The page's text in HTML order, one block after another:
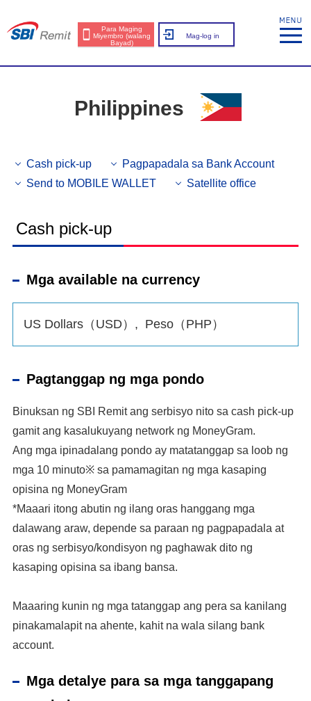
Para Maging
Miyembro (walang
Bayad)
Mag-log in
Philippines
Cash pick-up
Pagpapadala sa Bank Account
Send to MOBILE WALLET
Satellite office
Cash pick-up
Mga available na currency
US Dollars（USD） Peso（PHP）
Pagtanggap ng mga pondo
Binuksan ng SBI Remit ang serbisyo nito sa cash pick-up
gamit ang kasalukuyang network ng MoneyGram.
Ang mga ipinadalang pondo ay matatanggap sa loob ng
mga 10 minuto※ sa pamamagitan ng mga kasaping
opisina ng MoneyGram
*Maaari itong abutin ng ilang oras hanggang mga
dalawang araw, depende sa paraan ng pagpapadala at
oras ng serbisyo/kondisyon ng paghawak dito ng
kasaping opisina sa ibang bansa.
Maaaring kunin ng mga tatanggap ang pera sa kanilang
pinakamalapit na ahente, kahit na wala silang bank
account.
Mga detalye para sa mga tanggapang